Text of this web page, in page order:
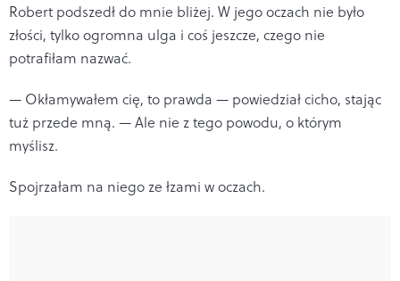
Robert podszedł do mnie bliżej. W jego oczach nie było
złości, tylko ogromna ulga i coś jeszcze, czego nie
potrafiłam nazwać.
— Okłamywałem cię, to prawda — powiedział cicho, stając
tuż przede mną. — Ale nie z tego powodu, o którym
myślisz.
Spojrzałam na niego ze łzami w oczach.